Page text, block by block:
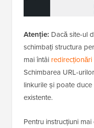
Atenție: Dacă site-ul
schimbați structura
mai întâi redirecționări
Schimbarea URL-
linkurile și poate
existente.
Pentru instrucțiuni